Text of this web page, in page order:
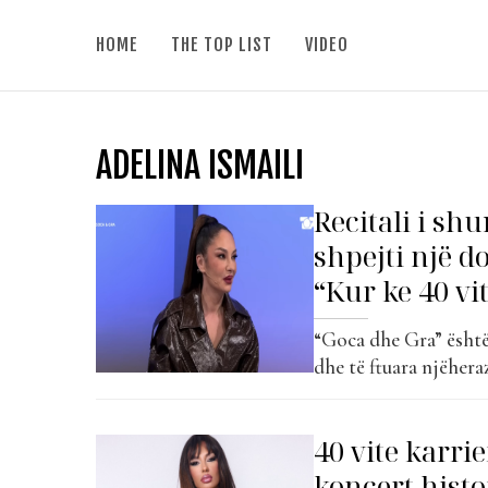
HOME THE TOP LIST VIDEO
ADELINA ISMAILI
Recitali i
shpejti një
“Kur ke 40
“Goca dhe Gra”
dhe të ftuara
për një film që ajo
40 vite